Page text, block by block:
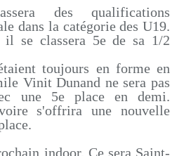
des qualifications
dans la catégorie des U19.
il se classera 5e de sa 1/2
toujours en forme en
Vinit Dunand ne sera pas
une 5e place en demi.
s'offrira une nouvelle
indoor. Ce sera Saint-